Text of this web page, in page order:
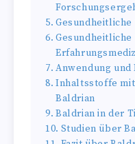
Anwendung
Inhaltsstoffe
Baldrian
Baldrian in der
Studien über